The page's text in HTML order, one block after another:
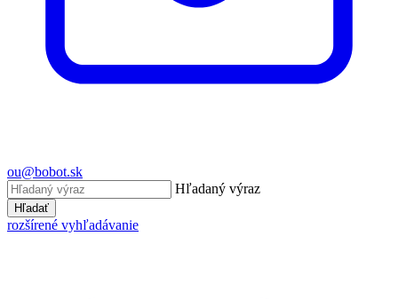
ou@bobot.sk
Hľadaný výraz
Hľadať
rozšírené vyhľadávanie